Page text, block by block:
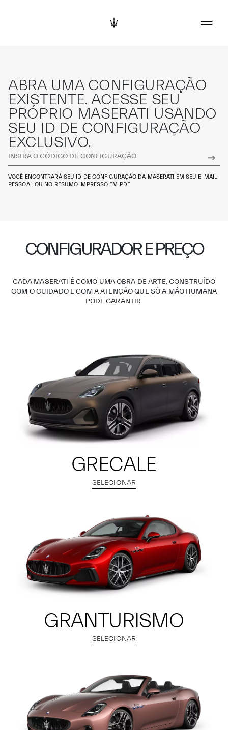
ABRA UMA CONFIGURAÇÃO
EXISTENTE. ACESSE SEU
PRÓPRIO MASERATI USANDO
SEU ID DE CONFIGURAÇÃO
EXCLUSIVO.
VOCÊ ENCONTRARÁ SEU ID DE CONFIGURAÇÃO DA MASERATI EM SEU E-MAIL
PESSOAL OU NO RESUMO IMPRESSO EM PDF
CONFIGURADOR E PREÇO
CADA MASERATI É COMO UMA OBRA DE ARTE, CONSTRUÍDO
COM O CUIDADO E COM A ATENÇÃO QUE SÓ A MÃO HUMANA
PODE GARANTIR.
GRECALE
SELECIONAR
GRANTURISMO
SELECIONAR